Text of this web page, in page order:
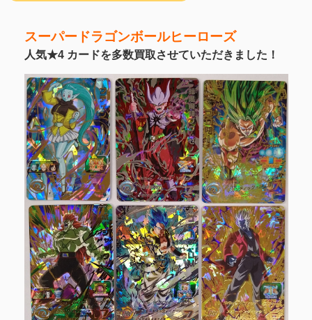
スーパードラゴンボールヒーローズ
人気★4 カードを多数買取させていただきました！